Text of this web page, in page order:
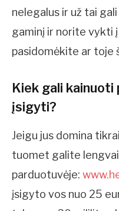
nelegalus ir už tai
gaminį ir norite vykti
pasidomėkite ar toje
Kiek gali kainuoti
įsigyti?
Jeigu jus domina
tuomet galite
parduotuvėje:
įsigyto vos nuo 25